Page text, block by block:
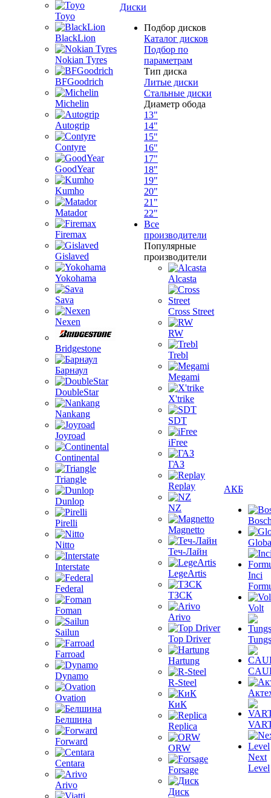
Toyo
BlackLion
Nokian Tyres
BFGoodrich
Michelin
Autogrip
Contyre
GoodYear
Kumho
Matador
Firemax
Gislaved
Yokohama
Sava
Nexen
Bridgestone
Барнаул
DoubleStar
Nankang
Joyroad
Continental
Triangle
Dunlop
Pirelli
Nitto
Interstate
Federal
Foman
Sailun
Farroad
Dynamo
Ovation
Белшина
Forward
Centara
Arivo
Диски
Подбор дисков
Каталог дисков
Подбор по
параметрам
Тип диска
Литые диски
Стальные диски
Диаметр обода
13"
14"
15"
16"
17"
18"
19"
20"
21"
22"
Все
производители
Популярные
производители
Alcasta
Cross Street
RW
Trebl
Megami
X'trike
SDT
iFree
ГАЗ
Replay
NZ
Magnetto
Теч-Лайн
LegeArtis
ТЗСК
Arivo
Top Driver
Hartung
R-Steel
КиК
Replica
ORW
Forsage
Диск
АКБ
Inci
Volt
Next
Level